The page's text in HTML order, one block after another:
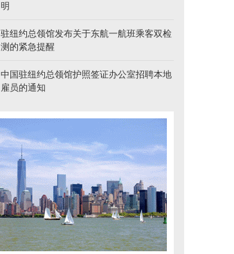
明
驻纽约总领馆发布关于东航一航班乘客双检
测的紧急提醒
中国驻纽约总领馆护照签证办公室招聘本地
雇员的通知